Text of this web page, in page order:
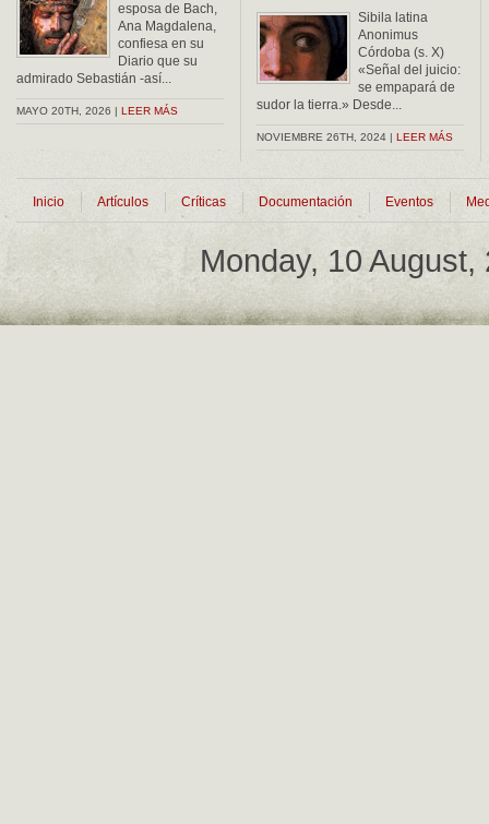
esposa de Bach,
Ana Magdalena,
confiesa en su
Diario que su
admirado Sebastián -así...
MAYO 20TH, 2026 | LEER MÁS
Sibila latina
Anonimus
Córdoba (s. X)
«Señal del juicio:
se empapará de
sudor la tierra.» Desde...
NOVIEMBRE 26TH, 2024 | LEER MÁS
Inicio Artículos Críticas Documentación Eventos
Monday, 10